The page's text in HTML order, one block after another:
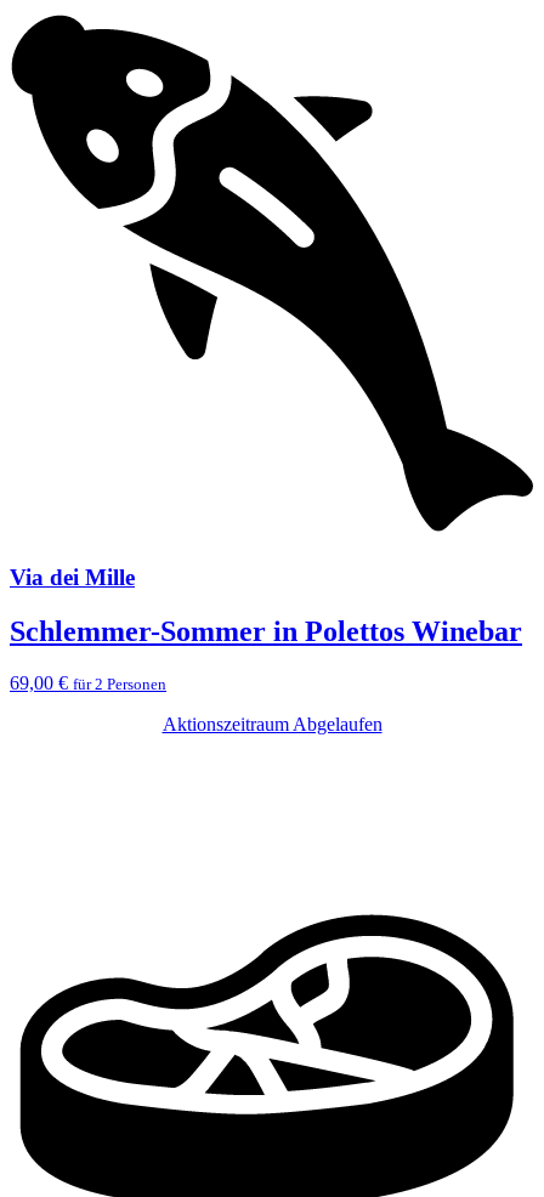
Via dei Mille
Schlemmer-Sommer in Polettos Winebar
69,00 € für 2 Personen
Aktionszeitraum Abgelaufen